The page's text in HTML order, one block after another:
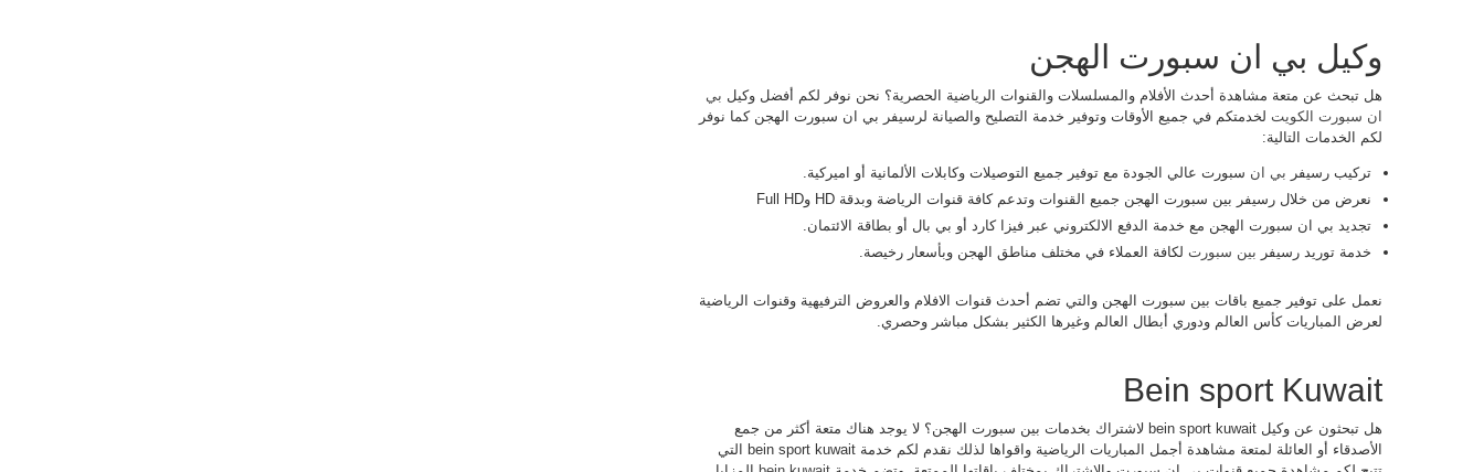
وكيل بي ان سبورت الهجن
هل تبحث عن متعة مشاهدة أحدث الأفلام والمسلسلات والقنوات الرياضية الحصرية؟ نحن نوفر لكم أفضل وكيل بي
ان سبورت الكويت لخدمتكم في جميع الأوقات وتوفير خدمة التصليح والصيانة لرسيفر بي ان سبورت الهجن كما نوفر
لكم الخدمات التالية:
تركيب رسيفر بي ان سبورت عالي الجودة مع توفير جميع التوصيلات وكابلات الألمانية أو اميركية.
نعرض من خلال رسيفر بين سبورت الهجن جميع القنوات وتدعم كافة قنوات الرياضة وبدقة HD وFull HD
تجديد بي ان سبورت الهجن مع خدمة الدفع الالكتروني عبر فيزا كارد أو بي بال أو بطاقة الائتمان.
خدمة توريد رسيفر بين سبورت لكافة العملاء في مختلف مناطق الهجن وبأسعار رخيصة.
نعمل على توفير جميع باقات بين سبورت الهجن والتي تضم أحدث قنوات الافلام والعروض الترفيهية وقنوات الرياضية
لعرض المباريات كأس العالم ودوري أبطال العالم وغيرها الكثير بشكل مباشر وحصري.
Bein sport Kuwait
هل تبحثون عن وكيل bein sport kuwait لاشتراك بخدمات بين سبورت الهجن؟ لا يوجد هناك متعة أكثر من جمع
الأصدقاء أو العائلة لمتعة مشاهدة أجمل المباريات الرياضية واقواها لذلك نقدم لكم خدمة bein sport kuwait التي